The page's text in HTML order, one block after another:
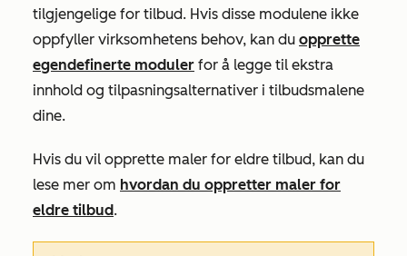
tilgjengelige for tilbud. Hvis disse modulene ikke
oppfyller virksomhetens behov, kan du opprette
egendefinerte moduler for å legge til ekstra
innhold og tilpasningsalternativer i tilbudsmalene
dine.
Hvis du vil opprette maler for eldre tilbud, kan du
lese mer om hvordan du oppretter maler for
eldre tilbud.